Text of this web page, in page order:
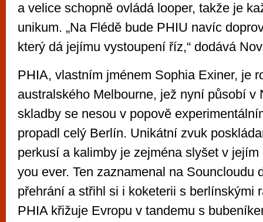
a velice schopně ovládá looper, takže je
unikum. „Na Flédě bude PHIU navíc
který dá jejímu vystoupení říz,“ dodává
PHIA, vlastním jménem Sophia Exiner, je
australského Melbourne, jež nyní působí v
skladby se nesou v popově
propadl celý Berlín. Unikátní zvuk
perkusí a kalimby je zejména slyšet v
you ever. Ten zaznamenal na Souncloudu
přehrání a střihl si i koketerii s berlínskými
PHIA křižuje Evropu v tandemu s